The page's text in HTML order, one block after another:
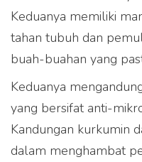
Keduanya memiliki
tahan tubuh dan
buah-buahan yang
Keduanya
yang bersifat anti-
Kandungan kurkumin
dalam menghambat